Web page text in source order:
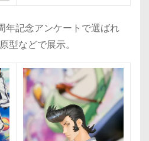
年記念アンケートで選ばれ
型などで展示。